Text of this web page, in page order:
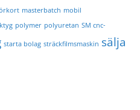
masterbatch mobil
polymer polyuretan SM cnc-
starta bolag sträckfilmsmaskin sälja